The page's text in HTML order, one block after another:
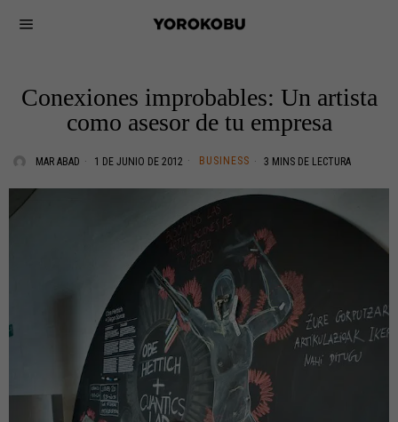
Conexiones improbables: Un artista
como asesor de tu empresa
MAR ABAD 1 DE JUNIO DE 2012 BUSINESS 3 MINS DE LECTURA